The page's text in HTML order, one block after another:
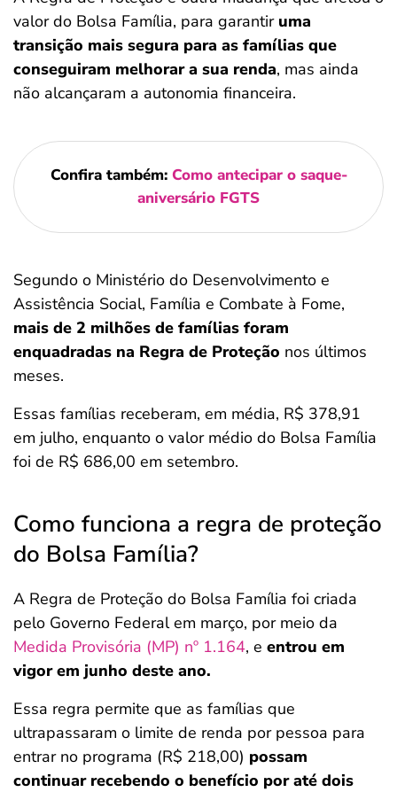
valor do Bolsa Família, para garantir uma
transição mais segura para as famílias que
conseguiram melhorar a sua renda, mas ainda
não alcançaram a autonomia financeira.
Confira também: Como antecipar o saque-
aniversário FGTS
Segundo o Ministério do Desenvolvimento e
Assistência Social, Família e Combate à Fome,
mais de 2 milhões de famílias foram
enquadradas na Regra de Proteção nos últimos
meses.
Essas famílias receberam, em média, R$ 378,91
em julho, enquanto o valor médio do Bolsa Família
foi de R$ 686,00 em setembro.
Como funciona a regra de proteção
do Bolsa Família?
A Regra de Proteção do Bolsa Família foi criada
pelo Governo Federal em março, por meio da
Medida Provisória (MP) nº 1.164, e entrou em
vigor em junho deste ano.
Essa regra permite que as famílias que
ultrapassaram o limite de renda por pessoa para
entrar no programa (R$ 218,00) possam
continuar recebendo o benefício por até dois